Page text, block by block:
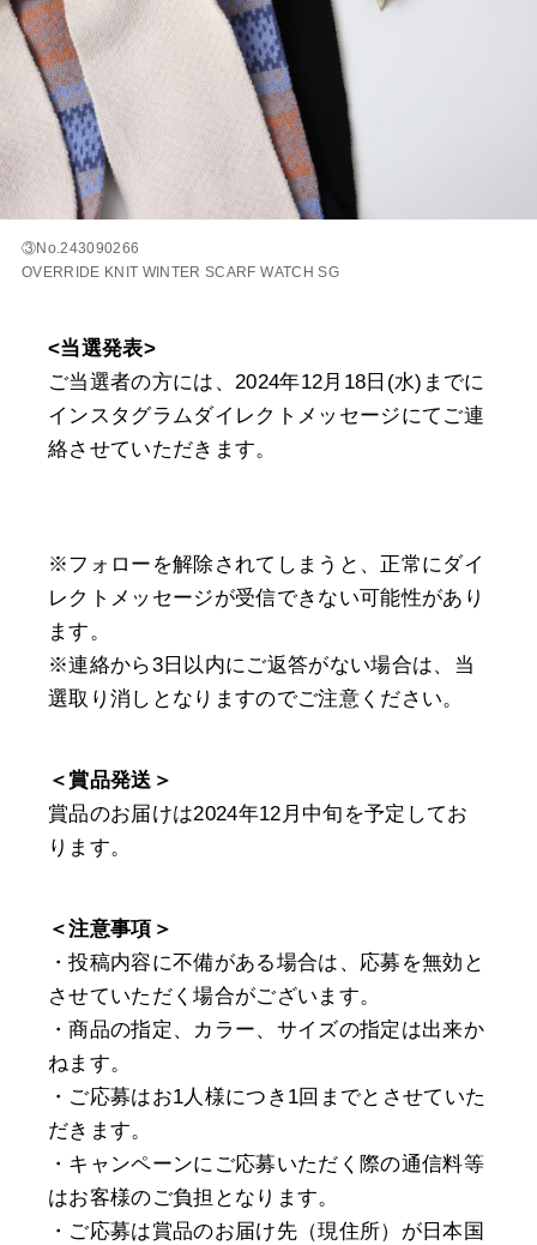
③No.243090266
OVERRIDE KNIT WINTER SCARF WATCH SG
<当選発表>
ご当選者の方には、2024年12月18日(水)までに
インスタグラムダイレクトメッセージにてご連
絡させていただきます。
※フォローを解除されてしまうと、正常にダイ
レクトメッセージが受信できない可能性があり
ます。
※連絡から3日以内にご返答がない場合は、当
選取り消しとなりますのでご注意ください。
＜賞品発送＞
賞品のお届けは2024年12月中旬を予定してお
ります。
＜注意事項＞
・投稿内容に不備がある場合は、応募を無効と
させていただく場合がございます。
・商品の指定、カラー、サイズの指定は出来か
ねます。
・ご応募はお1人様につき1回までとさせていた
だきます。
・キャンペーンにご応募いただく際の通信料等
はお客様のご負担となります。
・ご応募は賞品のお届け先（現住所）が日本国